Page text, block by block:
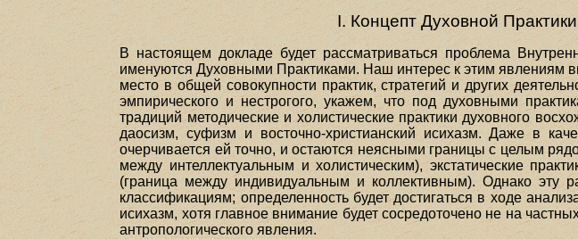
I. Концепт Духовной
В настоящем докладе будет рассматриваться проблема
именуются Духовными Практиками. Наш интерес к этим явлениям
место в общей совокупности практик, стратегий и других
эмпирического и нестрогого, укажем, что под духовными
традиций методические и холистические практики духовного
даосизм, суфизм и восточно-христианский исихазм. Даже в
очерчивается ей точно, и остаются неясными границы с целым
между интеллектуальным и холистическим), экстатические
(граница между индивидуальным и коллективным). Однако эту
классификациям; определенность будет достигаться в ходе
исихазм, хотя главное внимание будет сосредоточено не на
антропологического явления.